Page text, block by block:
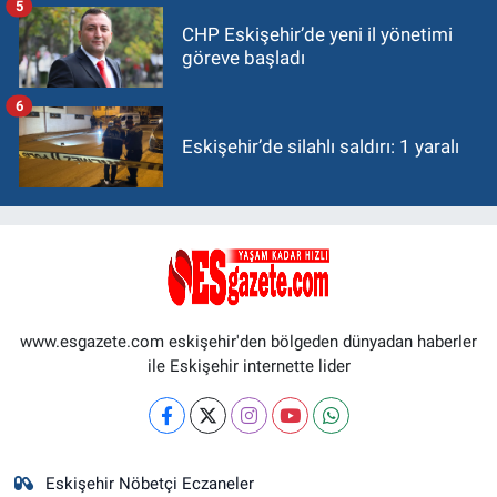
CHP Eskişehir’de yeni il yönetimi
göreve başladı
5
Eskişehir’de silahlı saldırı: 1 yaralı
6
www.esgazete.com eskişehir'den bölgeden dünyadan haberler
ile Eskişehir internette lider
Eskişehir Nöbetçi Eczaneler